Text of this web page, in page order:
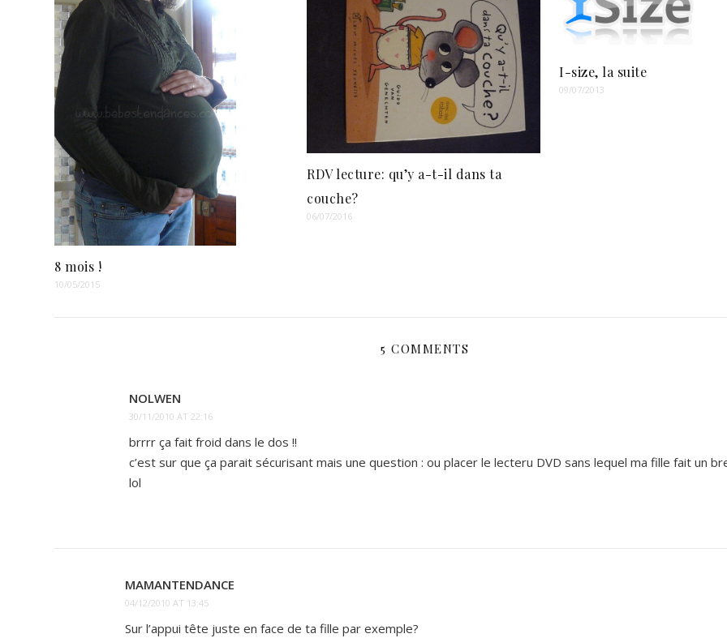
8 mois !
10/05/2015
RDV lecture: qu’y a-t-il dans ta
couche?
06/07/2016
I-size, la suite
09/07/2013
5 COMMENTS
NOLWEN
30/11/2010 AT 22:16
brrrr ça fait froid dans le dos !!
c’est sur que ça parait sécurisant mais une question : ou placer le lecteru DVD sans lequel ma fille fait un
lol
MAMANTENDANCE
04/12/2010 AT 13:45
Sur l’appui tête juste en face de ta fille par exemple?